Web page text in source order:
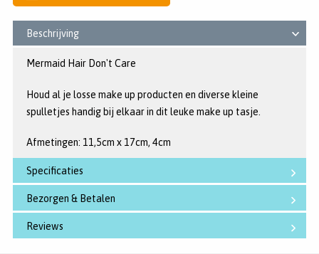
Beschrijving
Mermaid Hair Don't Care
Houd al je losse make up producten en diverse kleine
spulletjes handig bij elkaar in dit leuke make up tasje.
Afmetingen: 11,5cm x 17cm, 4cm
Specificaties
Bezorgen & Betalen
Reviews